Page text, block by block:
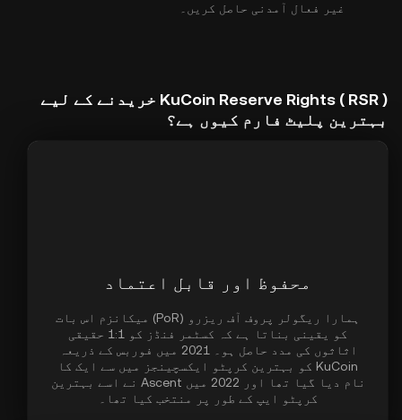
غیر فعال آمدنی حاصل کریں۔
KuCoin Reserve Rights ( RSR ) خریدنے کے لیے
بہترین پلیٹ فارم کیوں ہے؟
محفوظ اور قابل اعتماد
ہمارا ریگولر پروف آف ریزرو (PoR) میکانزم اس بات
کو یقینی بناتا ہے کہ کسٹمر فنڈز کو 1:1 حقیقی
اثاثوں کی مدد حاصل ہو۔ 2021 میں فوربس کے ذریعہ
KuCoin کو بہترین کرپٹو ایکسچینجز میں سے ایک کا
نام دیا گیا تھا اور 2022 میں Ascent نے اسے بہترین
کرپٹو ایپ کے طور پر منتخب کیا تھا۔